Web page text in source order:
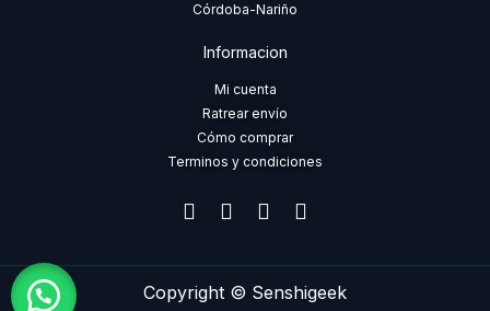
Córdoba-Nariño
Informacion
Mi cuenta
Ratrear envío
Cómo comprar
Terminos y condiciones
F
a
e
b
I
n
t
a
T
i
t
o
W
h
t
s
Copyright © Senshigeek